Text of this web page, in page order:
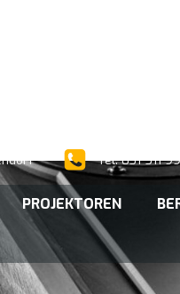
Tel. 031 511
PROJEKTOREN